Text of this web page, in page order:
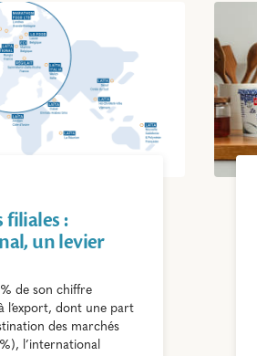
filiales :
un levier
de son chiffre
l’export, dont une part
des marchés
l’international